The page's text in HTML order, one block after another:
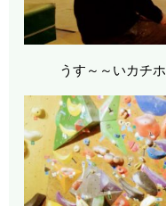
うす～～いカチ